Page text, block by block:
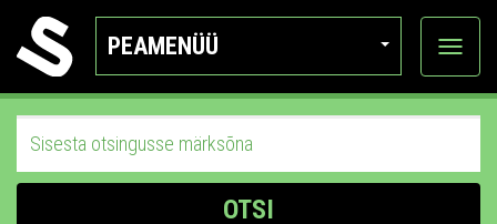
PEAMENÜÜ
Ava
OTSI